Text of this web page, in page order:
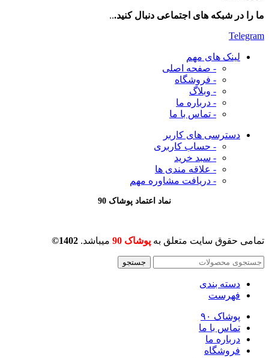
ما را در شبکه های اجتماعی دنبال کنید...
Telegram
لینک های مهم
- صفحه اصلی
- فروشگاه
- وبلاگ
- درباره ما
- تماس با ما
دسترسی های کاربر
- حساب کاربری
- سبد خرید
- علاقه مندی ها
- دریافت مشاوره مهم
نماد اعتماد پوشاک 90
تمامی حقوق سایت متعلق به پوشاک 90 میباشد. 1402©
جستجو
دسته بندی
فهرست
پوشاک ۹۰
تماس با ما
درباره ما
فروشگاه